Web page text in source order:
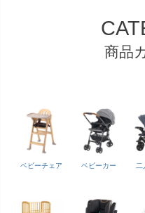
商品
ベビーチェア ベビーカー
二